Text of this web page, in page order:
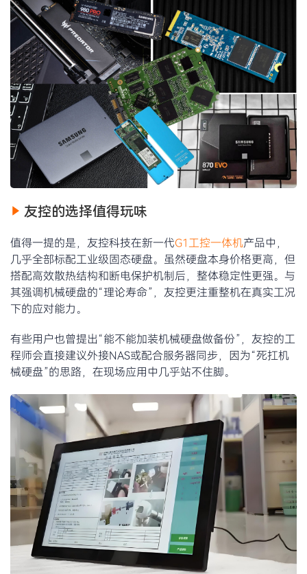
友控的选择值得玩味
值得一提的是，友控科技在新一代G1工控一体机产品中，
几乎全部标配工业级固态硬盘。虽然硬盘本身价格更高，但
搭配高效散热结构和断电保护机制后，整体稳定性更强。与
其强调机械硬盘的“理论寿命”，友控更注重整机在真实工况
下的应对能力。
有些用户也曾提出“能不能加装机械硬盘做备份”，友控的工
程师会直接建议外接NAS或配合服务器同步，因为“死扛机
械硬盘”的思路，在现场应用中几乎站不住脚。